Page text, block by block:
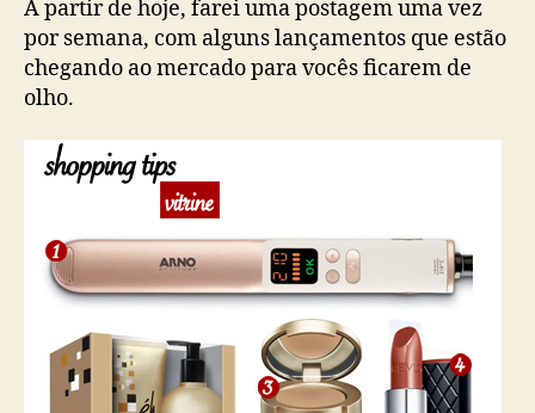
A partir de hoje, farei uma postagem uma vez
por semana, com alguns lançamentos que estão
chegando ao mercado para vocês ficarem de
olho.